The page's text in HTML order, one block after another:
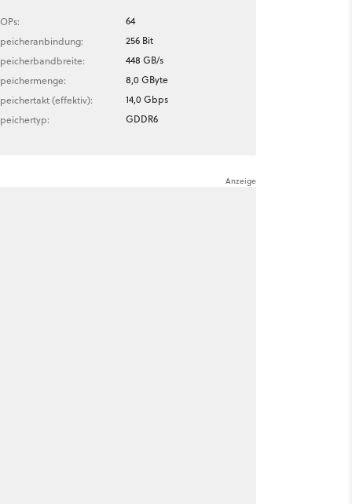
64
256 Bit
448 GB/s
8,0 GByte
(effektiv):
14,0 Gbps
GDDR6